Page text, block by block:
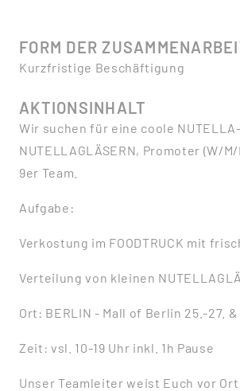
FORM DER
Kurzfristige Beschäftigung
AKTIONSINHALT
Wir suchen für eine coole
NUTELLAGLÄSERN, Promoter (W/
9er Team.
Aufgabe:
Verkostung im FOODTRUCK mit
Verteilung von kleinen
Ort: BERLIN - Mall of Berlin 25.-27.
Zeit: vsl. 10-19 Uhr inkl. 1h Pause
Unser Teamleiter weist Euch vor